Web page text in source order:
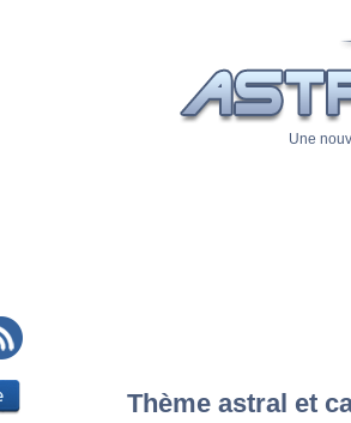
Une
Thème astral et